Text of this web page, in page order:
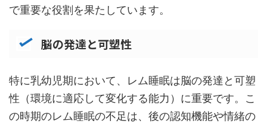
で重要な役割を果たしています。
脳の発達と可塑性
特に乳幼児期において、レム睡眠は脳の発達と可塑
性（環境に適応して変化する能力）に重要です。こ
の時期のレム睡眠の不足は、後の認知機能や情緒の